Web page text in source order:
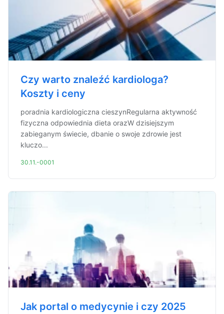
Czy warto znaleźć kardiologa?
Koszty i ceny
poradnia kardiologiczna cieszynRegularna aktywność
fizyczna odpowiednia dieta orazW dzisiejszym
zabieganym świecie, dbanie o swoje zdrowie jest
kluczo...
30.11.-0001
Jak portal o medycynie i czy 2025